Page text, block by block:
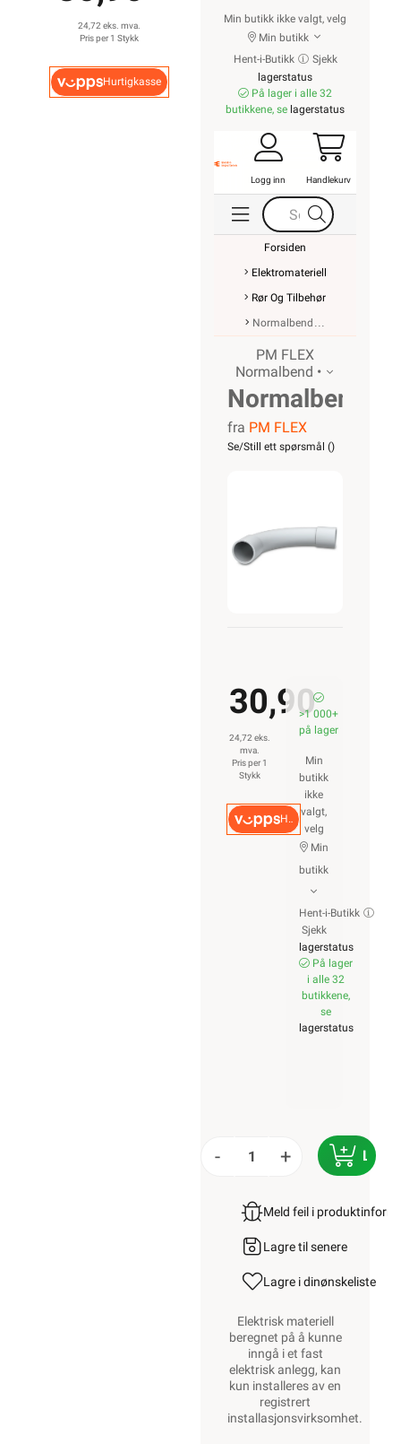
24,72 eks. mva.
Pris per 1 Stykk
Hurtigkasse
Min butikk ikke valgt, velg
Min butikk
Hent-i-Butikk
Sjekk
lagerstatus
På lager i alle 32
butikkene, se lagerstatus
Logg inn Handlekurv
Forsiden
Elektromateriell
Rør Og Tilbehør
Normalbend
PM FLEX
Normalbend •
Normalbend
20mm
fra PM FLEX
Se/Still ett spørsmål ()
30,90
24,72 eks.
mva.
Pris per 1
Stykk
Hurtigkasse
>1 000+
på lager
Min
butikk
ikke
valgt,
velg
Min
butikk
Hent-i-Butikk
Sjekk
lagerstatus
På lager
i alle 32
butikkene,
se
lagerstatus
- +
Meld feil i
Lagre til senere
Lagre i dinønskeliste
Elektrisk materiell
beregnet på å kunne
inngå i et fast
elektrisk anlegg, kan
kun installeres av en
registrert
installasjonsvirksomhet.